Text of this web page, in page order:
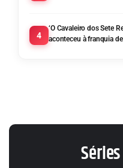
4
‘O Cavaleiro dos Sete
aconteceu à franquia